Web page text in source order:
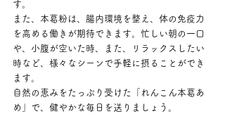
す。
また、本葛粉は、腸内環境を整え、体の免疫力
を高める働きが期待できます。忙しい朝の一口
や、小腹が空いた時、また、リラックスしたい
時など、様々なシーンで手軽に摂ることができ
ます。
自然の恵みをたっぷり受けた「れんこん本葛あ
め」で、健やかな毎日を送りましょう。